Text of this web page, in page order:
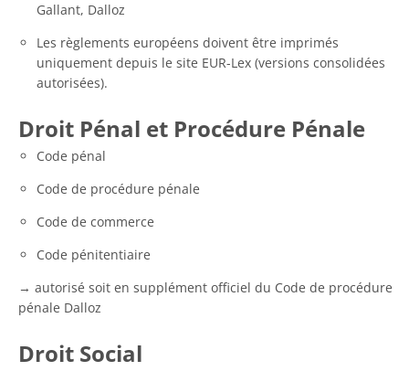
Gallant, Dalloz
Les règlements européens doivent être imprimés
uniquement depuis le site EUR-Lex (versions consolidées
autorisées).
Droit Pénal et Procédure Pénale
Code pénal
Code de procédure pénale
Code de commerce
Code pénitentiaire
→ autorisé soit en supplément officiel du Code de procédure
pénale Dalloz
Droit Social